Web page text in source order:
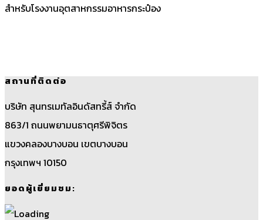
สำหรับโรงงานอุตสาหกรรมอาหารกระป๋อง
สถานที่ติดต่อ
บริษัท สุนทรเมทัลอินดัสทรี้ส์ จำกัด
863/1 ถนนพยามนธาตุศรีพิจิตร
แขวงคลองบางบอน เขตบางบอน
กรุงเทพฯ 10150
ยอดผู้เยี่ยมชม: